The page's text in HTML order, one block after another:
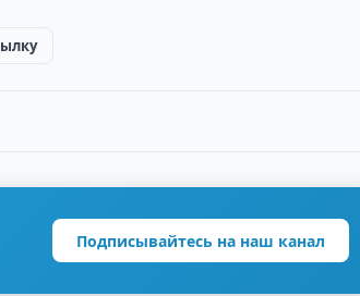
Подписывайтесь на наш канал